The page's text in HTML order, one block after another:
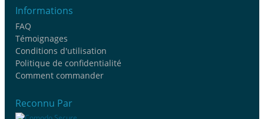
Informations
FAQ
Témoignages
Conditions d'utilisation
Politique de confidentialité
Comment commander
Reconnu Par